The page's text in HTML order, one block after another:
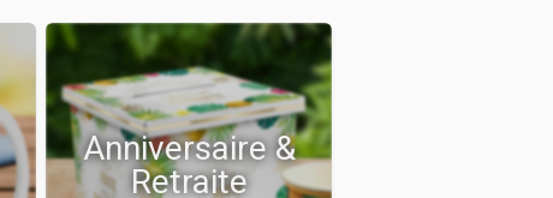
Anniversaire &
Retraite